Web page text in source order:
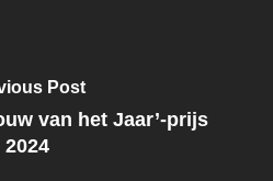
Post
van het Jaar’-prijs
2024